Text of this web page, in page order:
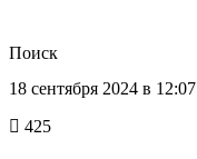
Поиск
18 сентября 2024 в 12:07
425